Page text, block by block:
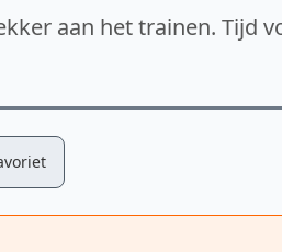
aan het trainen. Tijd